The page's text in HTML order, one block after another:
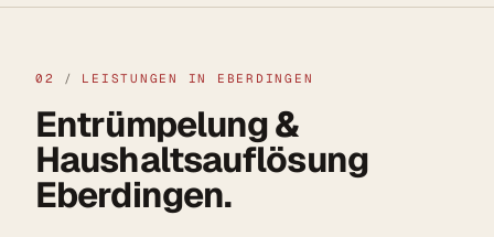
02 / LEISTUNGEN IN EBERDINGEN
Entrümpelung &
Haushaltsauflösung
Eberdingen.